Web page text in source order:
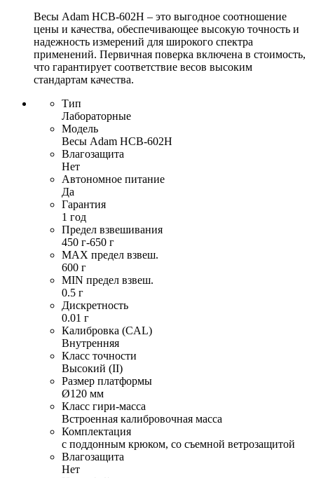
Весы Adam HCB-602H – это выгодное соотношение
цены и качества, обеспечивающее высокую точность и
надежность измерений для широкого спектра
применений. Первичная поверка включена в стоимость,
что гарантирует соответствие весов высоким
стандартам качества.
Тип
Лабораторные
Модель
Весы Adam HCB-602H
Влагозащита
Нет
Автономное питание
Да
Гарантия
1 год
Предел взвешивания
450 г-650 г
MAX предел взвеш.
600 г
MIN предел взвеш.
0.5 г
Дискретность
0.01 г
Калибровка (CAL)
Внутренняя
Класс точности
Высокий (II)
Размер платформы
Ø120 мм
Класс гири-масса
Встроенная калибровочная масса
Комплектация
с поддонным крюком, со съемной ветрозащитой
Влагозащита
Нет